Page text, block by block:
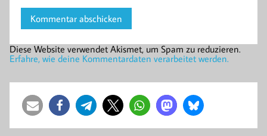
Diese Website verwendet Akismet, um Spam zu reduzieren.
Erfahre, wie deine Kommentardaten verarbeitet werden.